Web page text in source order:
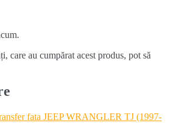
care au cumpărat acest produs, pot să